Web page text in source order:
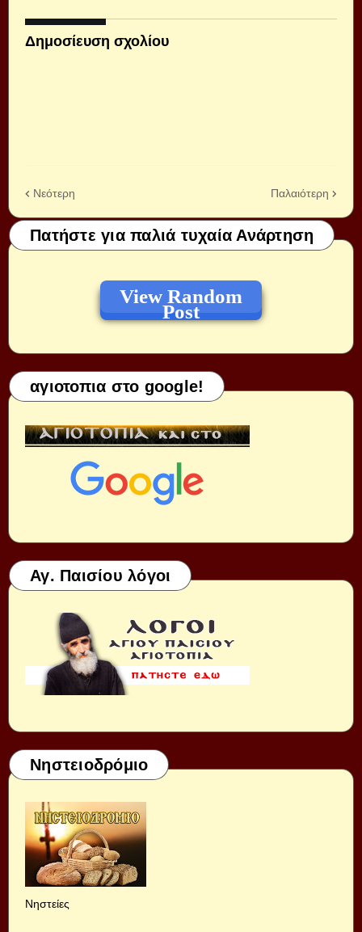
Δημοσίευση σχολίου
Νεότερη Παλαιότερη
Πατήστε για παλιά τυχαία Ανάρτηση
View Random
Post
αγιοτοπια στο google!
Αγ. Παισίου λόγοι
Νηστειοδρόμιο
Νηστείες